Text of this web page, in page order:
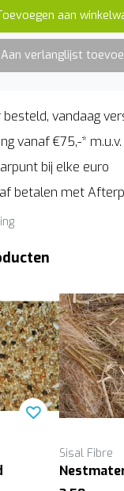
aan
Aan verlanglijst
besteld, vandaag
vanaf €75,-*
bij elke euro
betalen met
Sisal Fibre